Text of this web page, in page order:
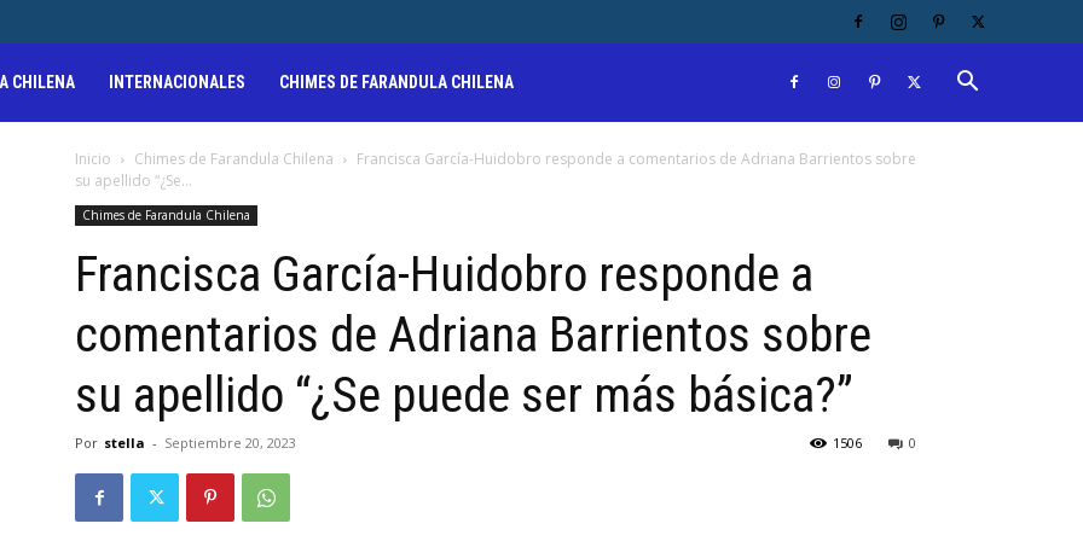
CHILENA INTERNACIONALES CHIMES DE FARANDULA CHILENA
Inicio Chimes de Farandula Chilena
Francisca García-Huidobro responde a comentarios de Adriana Barrientos sobre
su apellido “¿Se...
Chimes de Farandula Chilena
Francisca García-Huidobro responde a
comentarios de Adriana Barrientos sobre
su apellido “¿Se puede ser más básica?”
Por stella - Septiembre 20, 2023 0
1506